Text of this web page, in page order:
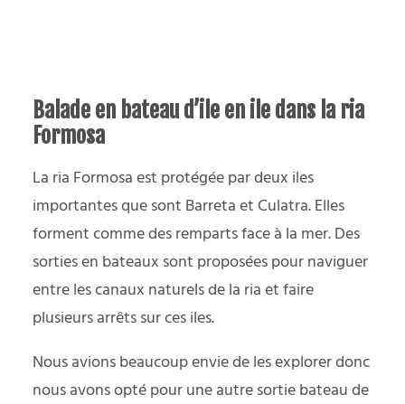
Balade en bateau d’ile en ile dans la ria
Formosa
La ria Formosa est protégée par deux iles
importantes que sont Barreta et Culatra. Elles
forment comme des remparts face à la mer. Des
sorties en bateaux sont proposées pour naviguer
entre les canaux naturels de la ria et faire
plusieurs arrêts sur ces iles.
Nous avions beaucoup envie de les explorer donc
nous avons opté pour une autre sortie bateau de